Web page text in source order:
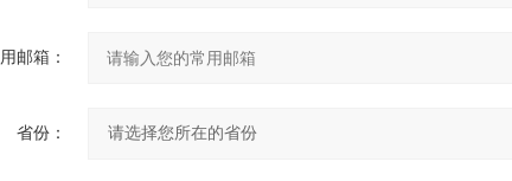
邮箱：
省份：